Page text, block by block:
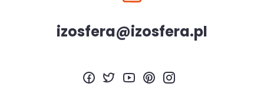
izosfera@izosfera.pl